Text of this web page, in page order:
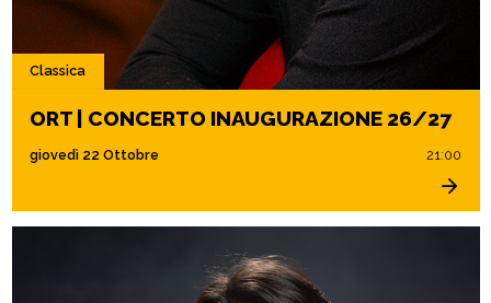
Classica
ORT | CONCERTO INAUGURAZIONE 26/27
giovedì 22 Ottobre 21:00